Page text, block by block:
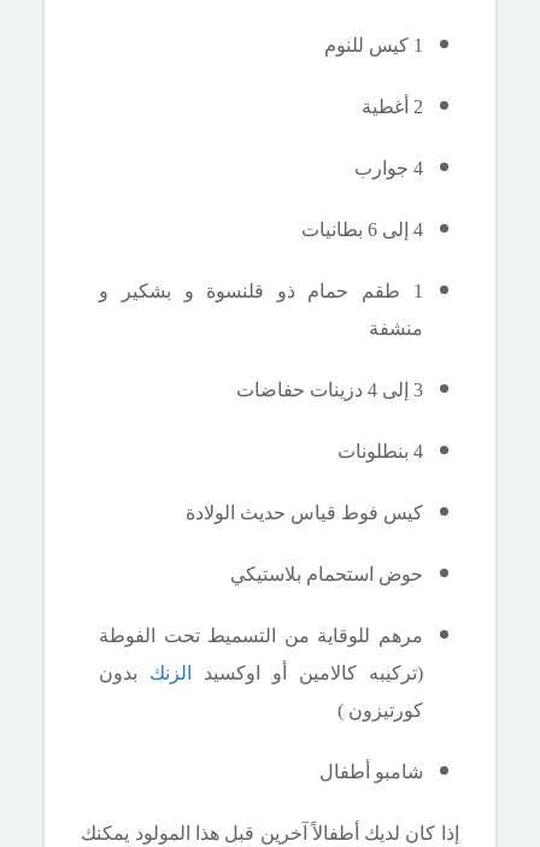
1 كيس للنوم
2 أغطية
4 جوارب
4 إلى 6 بطانيات
1 طقم حمام ذو قلنسوة و بشكير و
منشفة
3 إلى 4 دزينات حفاضات
4 بنطلونات
كيس فوط قياس حديث الولادة
حوض استحمام بلاستيكي
مرهم للوقاية من التسميط تحت الفوطة
(تركيبه كالامين أو اوكسيد
الزنك بدون
كورتيزون )
شامبو أطفال
إذا كان لديك أطفالاً آخرين قبل هذا المولود يمكنك